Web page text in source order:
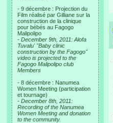
- 9 décembre : Projection du
Film réalisé par Gilliane sur la
construction de la clinique
pour bébés au Fagogo
Malipolipo
- December 9th, 2011: Alofa
Tuvalu' "Baby clinic
construction by the Fagogo"
video is projected to the
Fagogo Malipolipo club
Members
- 8 décembre : Nanumea
Women Meeting (participation
et tournage)
- December 8th, 2011:
Recording of the Nanumea
Women Meeting and donation
to the community.